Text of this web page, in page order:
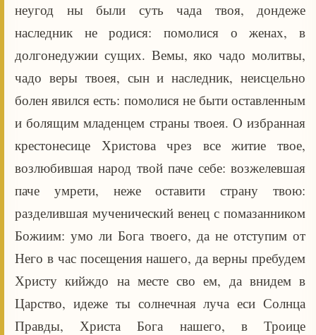
неугод ны были суть чада твоя, дондеже
наследник не родися: помолися о женах, в
долгонедужии сущих. Вемы, яко чадо молитвы,
чадо веры твоея, сын и наследник, неисцельно
болен явился есть: помолися не быти оставленным
и болящим младенцем страны твоея. О избранная
крестонесице Христова чрез все житие твое,
возлюбившая народ твой паче себе: возжелевшая
паче умрети, неже оставити страну твою:
разделившая мученический венец с помазанником
Божиим: умо ли Бога твоего, да не отступим от
Него в час посещения нашего, да верны пребудем
Христу кийждо на месте сво ем, да внидем в
Царство, идеже ты солнечная луча еси Солнца
Правды, Христа Бога нашего, в Троице